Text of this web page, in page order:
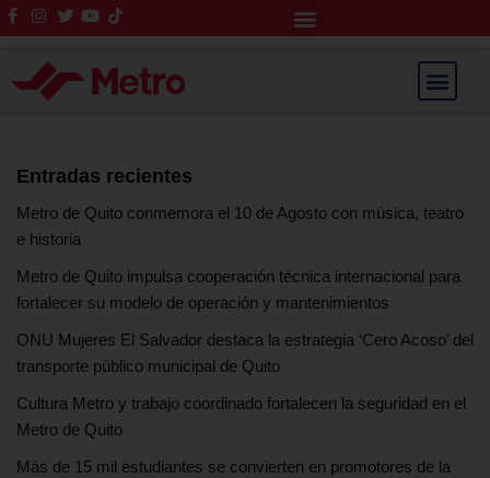
Saltar
al
Entradas recientes
Metro de Quito conmemora el 10 de Agosto con música, teatro
e historia
Metro de Quito impulsa cooperación técnica internacional para
fortalecer su modelo de operación y mantenimientos
ONU Mujeres El Salvador destaca la estrategia ‘Cero Acoso’ del
transporte público municipal de Quito
Cultura Metro y trabajo coordinado fortalecen la seguridad en el
Metro de Quito
Más de 15 mil estudiantes se convierten en promotores de la